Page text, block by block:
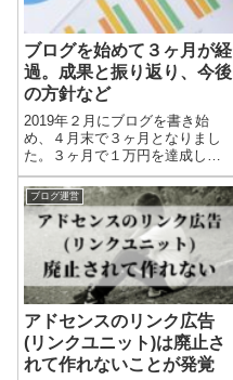
ブログを始めて３ヶ月が経
過。成果と振り返り、今後
の方針など
2019年２月にブログを書き始
め、４月末で３ヶ月となりまし
た。３ヶ月で１万円を達成した
いとい目標を掲げ、副業を始め
た初心者ブロガーの僕の成果を
記録しておきます。２ヶ月目の
レポートはこちらです。３ブロ
グ運営を断念副業ブログとして
いきなり３つの...
ブログ運営
アドセンスのリンク広告
(リンクユニット)は廃止さ
れて作れないことが発覚